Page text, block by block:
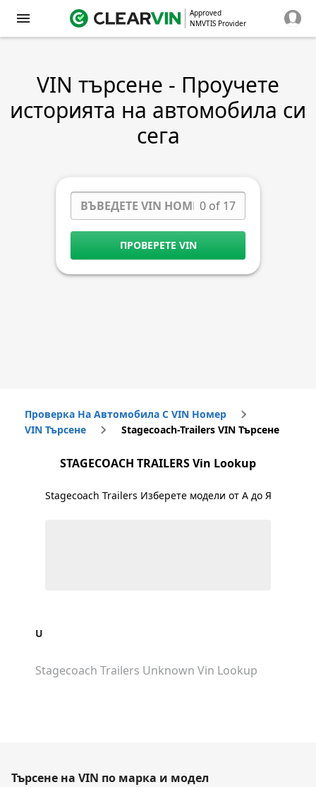
Approved
NMVTIS Provider
VIN търсене - Проучете
историята на автомобила си
сега
0 of 17
ПРОВЕРЕТЕ VIN
Проверка На Автомобила С VIN Номер
VIN Търсене
Stagecoach-Trailers VIN Търсене
STAGECOACH TRAILERSVin Lookup
Stagecoach Trailers Изберете модели от А до Я
U
Stagecoach Trailers Unknown Vin Lookup
Търсене на VIN по марка и модел